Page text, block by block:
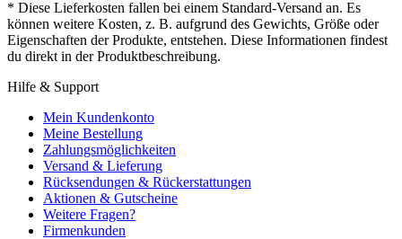
* Diese Lieferkosten fallen bei einem Standard-Versand an. Es
können weitere Kosten, z. B. aufgrund des Gewichts, Größe oder
Eigenschaften der Produkte, entstehen. Diese Informationen findest
du direkt in der Produktbeschreibung.
Hilfe & Support
Mein Kundenkonto
Meine Bestellung
Zahlungsmöglichkeiten
Versand & Lieferung
Rücksendungen & Rückerstattungen
Aktionen & Gutscheine
Weitere Fragen?
Firmenkunden